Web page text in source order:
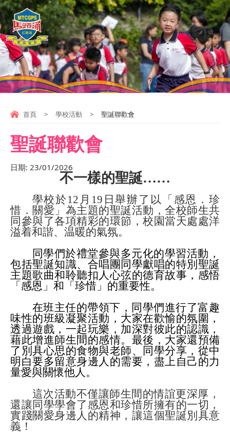
首頁 > 學校活動 > 聖誕聯歡會
聖誕聯歡會
日期: 23/01/2026
不一樣的聖誕……
學校於 12 月 19 日舉辦了以「感恩．珍
惜．關愛」為主題的聖誕活動，全校師生共
同參與了各項精彩的環節，校園當天處處洋
溢着和諧、温暖的氣氛。
同學們於禮堂參與多元化的學習活動，
包括聖誕知識、合唱團同學獻唱的特別聖誕
主題歌曲和聆聽扣人心弦的德育故事，感悟
「感恩」和「珍惜」的重要性。
在班主任的帶領下，同學們進行了富趣
味性的班級凝聚活動，大家在歡愉的氛圍，
透過遊戲，一起玩樂，加深對彼此的認識，
藉此增進師生間的感情。最後，大家還預備
了別具心思的食物與老師、同學分享，從中
明白要多留意身邊人的需要，盡上自己的力
量愛與關懷他人。
這次活動不僅讓師生間的情誼更深厚，
還讓同學學會了感恩和珍惜所擁有的一切，
實踐關愛身邊人的精神，讓這個聖誕別具意
義！